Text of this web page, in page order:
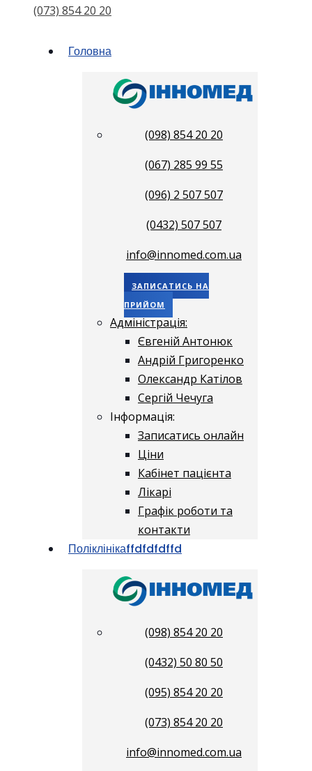
(073) 854 20 20
Головна
(098) 854 20 20
(067) 285 99 55
(096) 2 507 507
(0432) 507 507
info@innomed.com.ua
ЗАПИСАТИСЬ НА
ПРИЙОМ
Адміністрація:
Євгеній Антонюк
Андрій Григоренко
Олександр Катілов
Сергій Чечуга
Інформація:
Записатись онлайн
Ціни
Кабінет пацієнта
Лікарі
Графік роботи та
контакти
Поліклінікаffdfdfdffd
(098) 854 20 20
(0432) 50 80 50
(095) 854 20 20
(073) 854 20 20
info@innomed.com.ua